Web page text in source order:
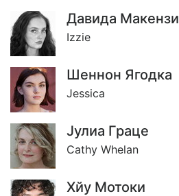
Давида Макензи
Izzie
Шеннон Ягодка
Jessica
Jулиа Граце
Cathy Whelan
Хйу Мотоки